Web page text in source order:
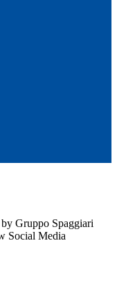
Gruppo Spaggiari
Social Media